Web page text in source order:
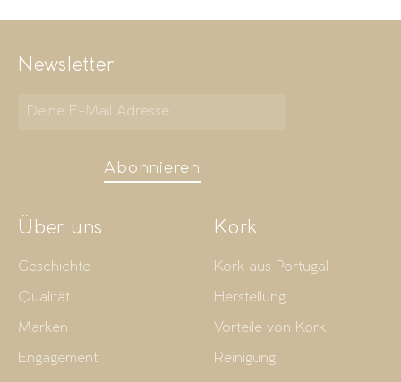
Newsletter
Abonnieren
Über uns
Geschichte
Qualität
Marken
Engagement
Kork
Kork aus Portugal
Herstellung
Vorteile von Kork
Reinigung